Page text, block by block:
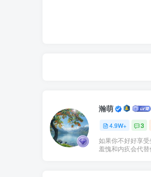
瀚萌
4.9W+ 3
如果你不好好享受
羞愧和内疚会代